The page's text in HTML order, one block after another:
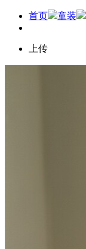
首页 童装
上传